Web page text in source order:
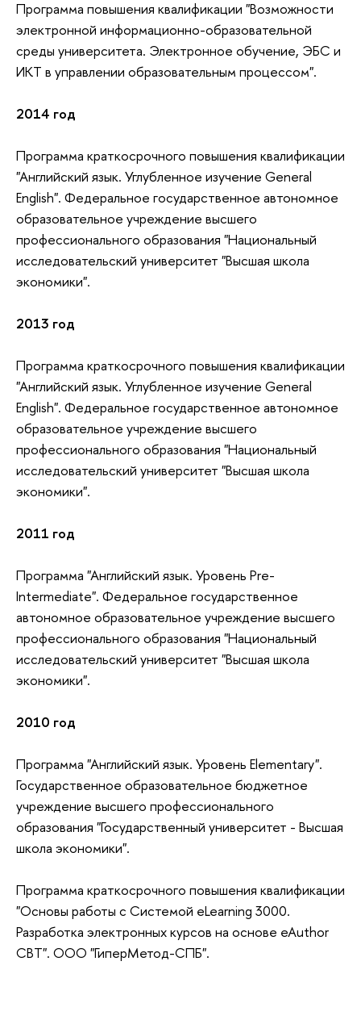
Программа повышения квалификации "Возможности
электронной информационно-образовательной
среды университета. Электронное обучение, ЭБС и
ИКТ в управлении образовательным процессом".
2014 год
Программа краткосрочного повышения квалификации
"Английский язык. Углубленное изучение General
English". Федеральное государственное автономное
образовательное учреждение высшего
профессионального образования "Национальный
исследовательский университет "Высшая школа
экономики".
2013 год
Программа краткосрочного повышения квалификации
"Английский язык. Углубленное изучение General
English". Федеральное государственное автономное
образовательное учреждение высшего
профессионального образования "Национальный
исследовательский университет "Высшая школа
экономики".
2011 год
Программа "Английский язык. Уровень Pre-
Intermediate". Федеральное государственное
автономное образовательное учреждение высшего
профессионального образования "Национальный
исследовательский университет "Высшая школа
экономики".
2010 год
Программа "Английский язык. Уровень Elementary".
Государственное образовательное бюджетное
учреждение высшего профессионального
образования "Государственный университет - Высшая
школа экономики".
Программа краткосрочного повышения квалификации
"Основы работы с Системой eLearning 3000.
Разработка электронных курсов на основе eAuthor
CBT". ООО "ГиперМетод-СПБ".